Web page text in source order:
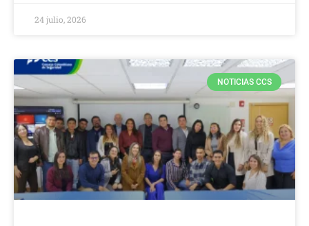
24 julio, 2026
NOTICIAS CCS